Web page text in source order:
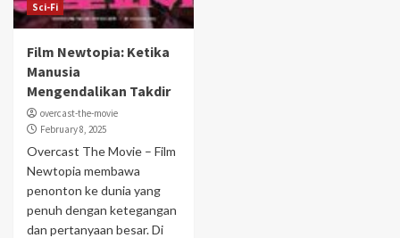
Sci-Fi
Film Newtopia: Ketika
Manusia
Mengendalikan Takdir
overcast-the-movie
February 8, 2025
Overcast The Movie – Film
Newtopia membawa
penonton ke dunia yang
penuh dengan ketegangan
dan pertanyaan besar. Di